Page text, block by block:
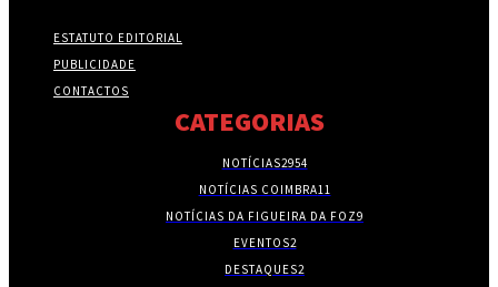
ESTATUTO EDITORIAL
PUBLICIDADE
CONTACTOS
CATEGORIAS
NOTÍCIAS2954
NOTÍCIAS COIMBRA11
NOTÍCIAS DA FIGUEIRA DA FOZ9
EVENTOS2
DESTAQUES2